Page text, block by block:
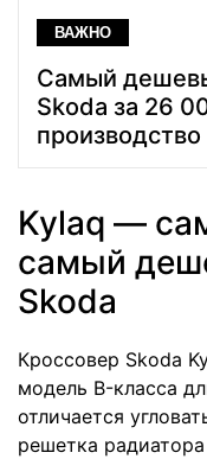
ВАЖНО
Самый
Skoda за 26
Kylaq —
самый
Skoda
Кроссовер Skoda
модель B-класса
отличается
решетка